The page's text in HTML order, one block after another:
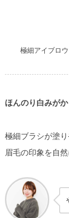
極細アイブロ
ほんのり白みが
極細ブラシが塗り
眉毛の印象を自